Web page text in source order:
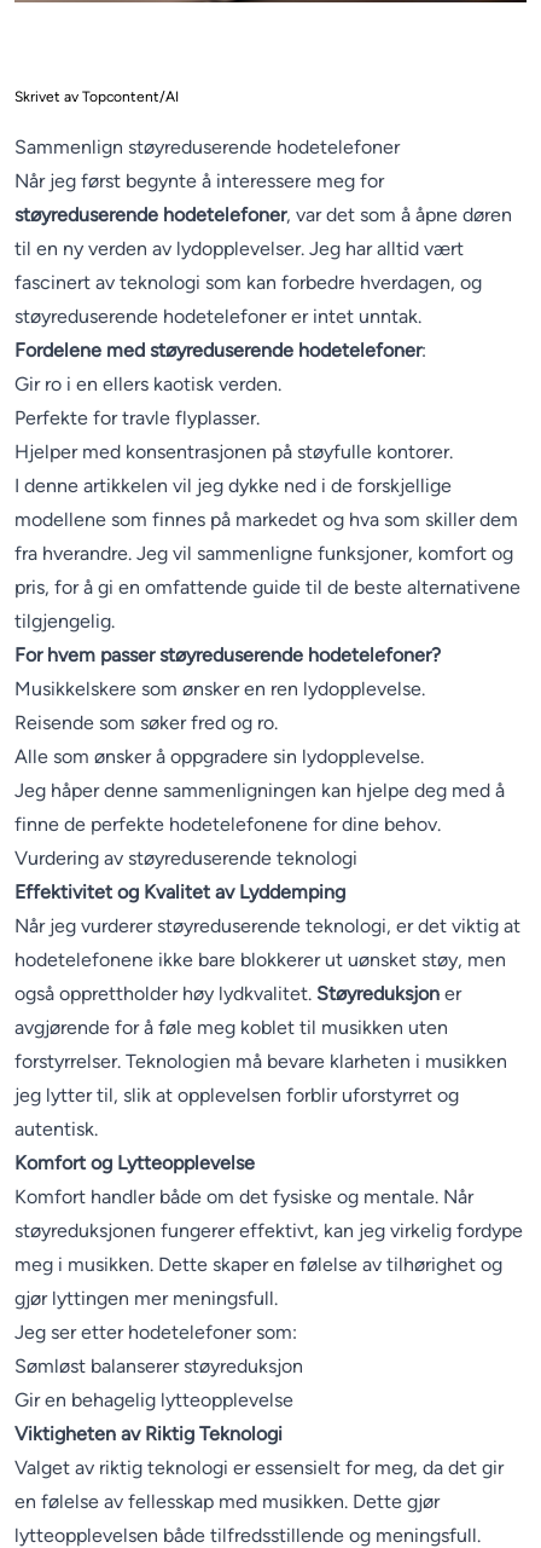
Skrivet av Topcontent/AI
Sammenlign støyreduserende hodetelefoner
Når jeg først begynte å interessere meg for
støyreduserende hodetelefoner, var det som å åpne døren
til en ny verden av lydopplevelser. Jeg har alltid vært
fascinert av teknologi som kan forbedre hverdagen, og
støyreduserende hodetelefoner er intet unntak.
Fordelene med støyreduserende hodetelefoner:
Gir ro i en ellers kaotisk verden.
Perfekte for travle flyplasser.
Hjelper med konsentrasjonen på støyfulle kontorer.
I denne artikkelen vil jeg dykke ned i de forskjellige
modellene som finnes på markedet og hva som skiller dem
fra hverandre. Jeg vil sammenligne funksjoner, komfort og
pris, for å gi en omfattende guide til de beste alternativene
tilgjengelig.
For hvem passer støyreduserende hodetelefoner?
Musikkelskere som ønsker en ren lydopplevelse.
Reisende som søker fred og ro.
Alle som ønsker å oppgradere sin lydopplevelse.
Jeg håper denne sammenligningen kan hjelpe deg med å
finne de perfekte hodetelefonene for dine behov.
Vurdering av støyreduserende teknologi
Effektivitet og Kvalitet av Lyddemping
Når jeg vurderer støyreduserende teknologi, er det viktig at
hodetelefonene ikke bare blokkerer ut uønsket støy, men
også opprettholder høy lydkvalitet. Støyreduksjon er
avgjørende for å føle meg koblet til musikken uten
forstyrrelser. Teknologien må bevare klarheten i musikken
jeg lytter til, slik at opplevelsen forblir uforstyrret og
autentisk.
Komfort og Lytteopplevelse
Komfort handler både om det fysiske og mentale. Når
støyreduksjonen fungerer effektivt, kan jeg virkelig fordype
meg i musikken. Dette skaper en følelse av tilhørighet og
gjør lyttingen mer meningsfull.
Jeg ser etter hodetelefoner som:
Sømløst balanserer støyreduksjon
Gir en behagelig lytteopplevelse
Viktigheten av Riktig Teknologi
Valget av riktig teknologi er essensielt for meg, da det gir
en følelse av fellesskap med musikken. Dette gjør
lytteopplevelsen både tilfredsstillende og meningsfull.